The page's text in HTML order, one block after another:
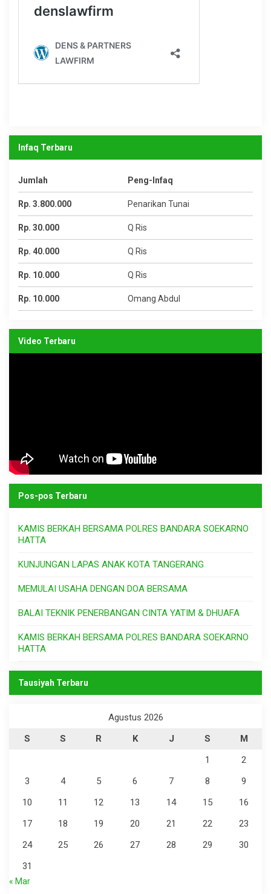
Infaq Terbaru
Jumlah Peng-Infaq
Rp. 3.800.000 Penarikan Tunai
Rp. 30.000 Q Ris
Rp. 40.000 Q Ris
Rp. 10.000 Q Ris
Rp. 10.000 Omang Abdul
Video Terbaru
Pos-pos Terbaru
KAMIS BERKAH BERSAMA POLRES BANDARA SOEKARNO
HATTA
KUNJUNGAN LAPAS ANAK KOTA TANGERANG
MEMULAI USAHA DENGAN DOA BERSAMA
BALAI TEKNIK PENERBANGAN CINTA YATIM & DHUAFA
KAMIS BERKAH BERSAMA POLRES BANDARA SOEKARNO
HATTA
Tausiyah Terbaru
Agustus 2026
S
S R K J S
M
1
2
3
4 5 6 7 8
9
10
11 12 13 14 15
16
17
18 19 20 21 22
23
24
25 26 27 28 29
30
31
« Mar